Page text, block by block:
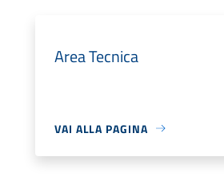
Area Tecnica
VAI ALLA PAGINA